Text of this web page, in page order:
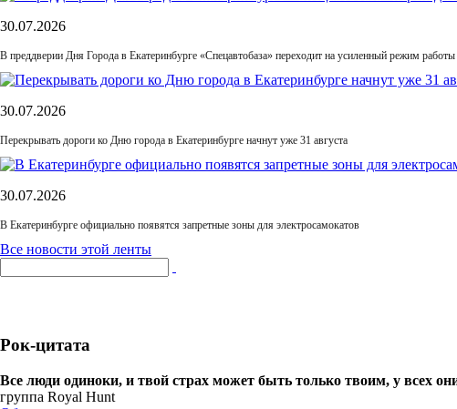
30.07.2026
В преддверии Дня Города в Екатеринбурге «Спецавтобаза» переходит на усиленный режим работы
30.07.2026
Перекрывать дороги ко Дню города в Екатеринбурге начнут уже 31 августа
30.07.2026
В Екатеринбурге официально появятся запретные зоны для электросамокатов
Все новости этой ленты
Рок-цитата
Все люди одиноки, и твой страх может быть только твоим, у всех
группа Royal Hunt